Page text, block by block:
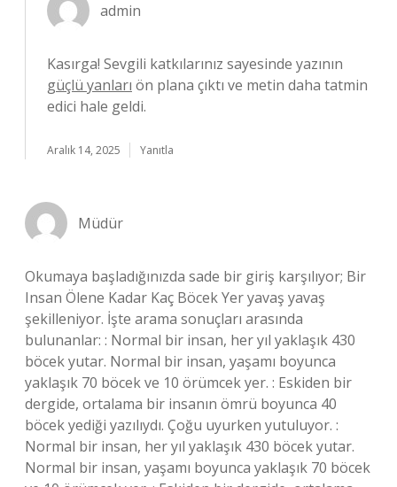
admin
Kasırga! Sevgili katkılarınız sayesinde yazının
güçlü yanları ön plana çıktı ve metin daha tatmin
edici hale geldi.
Aralık 14, 2025 Yanıtla
Müdür
Okumaya başladığınızda sade bir giriş karşılıyor; Bir
Insan Ölene Kadar Kaç Böcek Yer yavaş yavaş
şekilleniyor. İşte arama sonuçları arasında
bulunanlar: : Normal bir insan, her yıl yaklaşık 430
böcek yutar. Normal bir insan, yaşamı boyunca
yaklaşık 70 böcek ve 10 örümcek yer. : Eskiden bir
dergide, ortalama bir insanın ömrü boyunca 40
böcek yediği yazılıydı. Çoğu uyurken yutuluyor. :
Normal bir insan, her yıl yaklaşık 430 böcek yutar.
Normal bir insan, yaşamı boyunca yaklaşık 70 böcek